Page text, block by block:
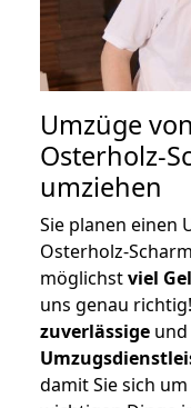
Umzüge
Osterholz-
umziehen
Sie planen einen
Osterholz-
möglichstviel
uns genau
zuverlässige und
damit Sie sich